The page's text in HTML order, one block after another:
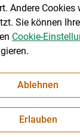
Andere Cookies
Sie können
Cookie-
Ablehnen
Erlauben